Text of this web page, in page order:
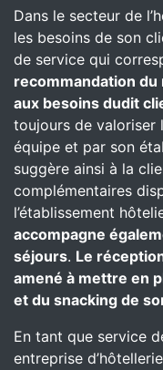
Dans le secteur de
les besoins de son
de service qui
recommandation
aux besoins dudit
toujours de valoriser
équipe et par son
suggère ainsi à la
complémentaires
l’établissement
accompagne
séjours. Le
amené à mettre en
et du snacking de
En tant que service
entreprise